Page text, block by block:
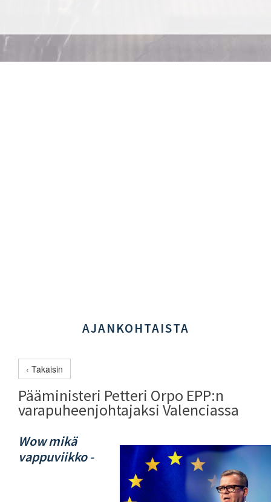
AJANKOHTAISTA
‹ Takaisin
Pääministeri Petteri Orpo EPP:n
varapuheenjohtajaksi Valenciassa
Wow mikä
vappuviikko -